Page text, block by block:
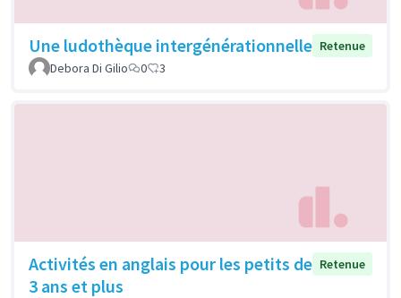
Une ludothèque intergénérationnelle Retenue
Debora Di Gilio
0 3
Activités en anglais pour les petits de
3 ans et plus
Retenue